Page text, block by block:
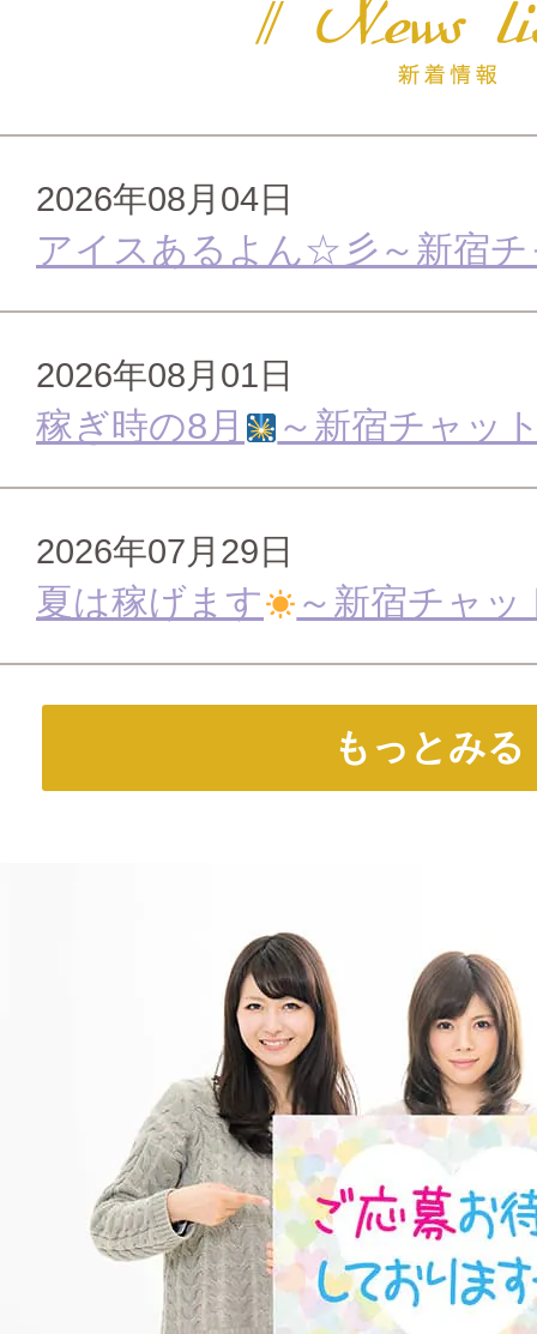
2026年08月04日
アイスあるよん☆彡～新宿
2026年08月01日
稼ぎ時の8月 ～新宿チャッ
2026年07月29日
夏は稼げます ～新宿チャ
もっとみる